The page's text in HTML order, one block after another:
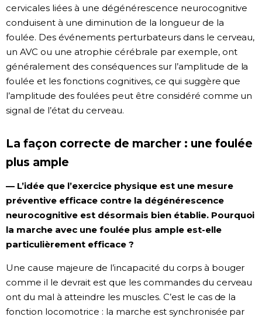
cervicales liées à une dégénérescence neurocognitive
conduisent à une diminution de la longueur de la
foulée. Des événements perturbateurs dans le cerveau,
un AVC ou une atrophie cérébrale par exemple, ont
généralement des conséquences sur l’amplitude de la
foulée et les fonctions cognitives, ce qui suggère que
l’amplitude des foulées peut être considéré comme un
signal de l’état du cerveau.
La façon correcte de marcher : une foulée
plus ample
— L’idée que l’exercice physique est une mesure
préventive efficace contre la dégénérescence
neurocognitive est désormais bien établie. Pourquoi
la marche avec une foulée plus ample est-elle
particulièrement efficace ?
Une cause majeure de l’incapacité du corps à bouger
comme il le devrait est que les commandes du cerveau
ont du mal à atteindre les muscles. C’est le cas de la
fonction locomotrice : la marche est synchronisée par